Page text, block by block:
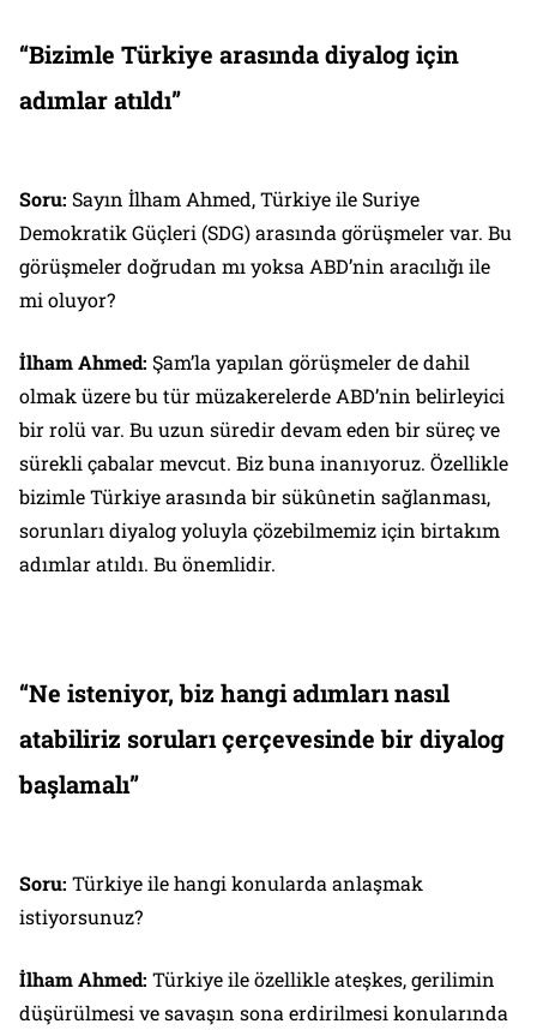
“Bizimle Türkiye arasında diyalog için
adımlar atıldı”
Soru: Sayın İlham Ahmed, Türkiye ile Suriye
Demokratik Güçleri (SDG) arasında görüşmeler var. Bu
görüşmeler doğrudan mı yoksa ABD’nin aracılığı ile
mi oluyor?
İlham Ahmed: Şam’la yapılan görüşmeler de dahil
olmak üzere bu tür müzakerelerde ABD’nin belirleyici
bir rolü var. Bu uzun süredir devam eden bir süreç ve
sürekli çabalar mevcut. Biz buna inanıyoruz. Özellikle
bizimle Türkiye arasında bir sükûnetin sağlanması,
sorunları diyalog yoluyla çözebilmemiz için birtakım
adımlar atıldı. Bu önemlidir.
“Ne isteniyor, biz hangi adımları nasıl
atabiliriz soruları çerçevesinde bir diyalog
başlamalı”
Soru: Türkiye ile hangi konularda anlaşmak
istiyorsunuz?
İlham Ahmed: Türkiye ile özellikle ateşkes, gerilimin
düşürülmesi ve savaşın sona erdirilmesi konularında